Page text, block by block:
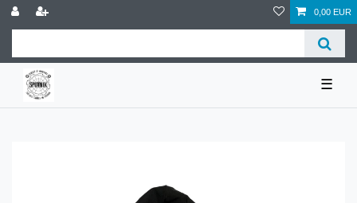
0,00 EUR
☰